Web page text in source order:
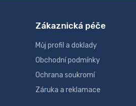
Zákaznická péče
Můj profil a doklady
Obchodní podmínky
Ochrana soukromí
Záruka a reklamace